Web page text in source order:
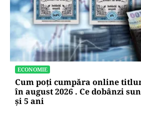
ECONOMIE
Cum poți cumpăra online
în august 2026 . Ce dobânzi
și 5 ani